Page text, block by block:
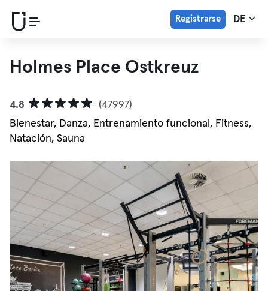
Registrarse DE
Holmes Place Ostkreuz
4.8
(47997)
Bienestar, Danza, Entrenamiento funcional, Fitness,
Natación, Sauna